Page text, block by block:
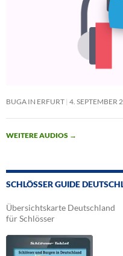
BUGA IN ERFURT 4. SEPTEMBER
WEITERE AUDIOS →
SCHLÖSSER GUIDE
Übersichtskarte Deutschland
für Schlösser